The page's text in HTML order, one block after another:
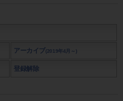
アーカイブ(2019年4月～)
登録解除